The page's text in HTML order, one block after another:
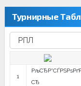
Турнирные
1
СЂ